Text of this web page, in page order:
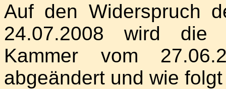
Auf den Widerspruch
24.07.2008 wird die
Kammer vom
abgeändert und wie